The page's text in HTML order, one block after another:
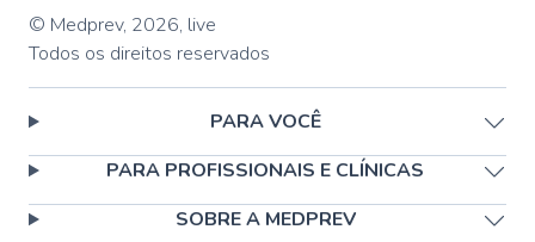
© Medprev, 2026, live
Todos os direitos reservados
PARA VOCÊ
PARA PROFISSIONAIS E CLÍNICAS
SOBRE A MEDPREV